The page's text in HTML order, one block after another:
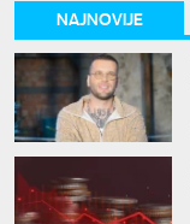
NAJNOVIJE